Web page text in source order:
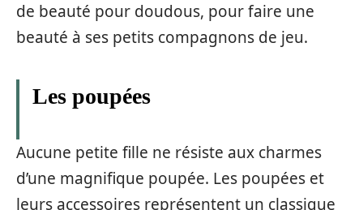
de beauté pour doudous, pour faire une
beauté à ses petits compagnons de jeu.
Les poupées
Aucune petite fille ne résiste aux charmes
d’une magnifique poupée. Les poupées et
leurs accessoires représentent un classique